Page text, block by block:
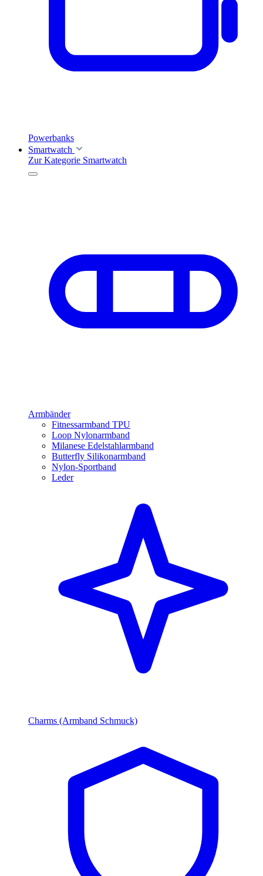
Powerbanks
Smartwatch
Zur Kategorie Smartwatch
Armbänder
Fitnessarmband TPU
Loop Nylonarmband
Milanese Edelstahlarmband
Butterfly Silikonarmband
Nylon-Sportband
Leder
Charms (Armband Schmuck)